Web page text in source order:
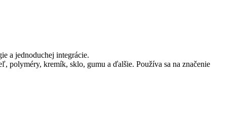
a jednoduchej integrácie.
polyméry, kremík, sklo, gumu a ďalšie. Používa sa na značenie